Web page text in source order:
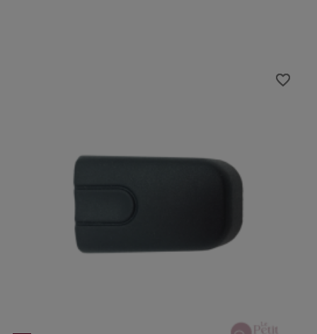
favorite_border
favorite_border